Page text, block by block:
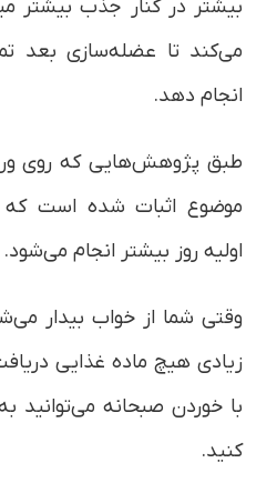
بیشتر در کنار جذب بیشتر
می‌کند تا عضله‌سازی بعد
انجام دهد.
طبق پژوهش‌هایی که روی
موضوع اثبات شده است
اولیه روز بیشتر انجام می‌شود.
وقتی شما از خواب بیدار
زیادی هیچ ماده غذایی
با خوردن صبحانه
کنید.